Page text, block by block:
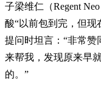
子梁维仁（Regent
酸“以前包到完，但现
提问时坦言：“非常赞
来帮我，发现原来早
的。”